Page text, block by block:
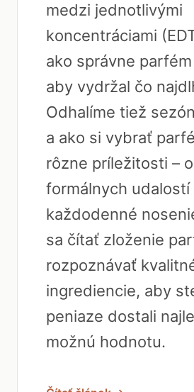
medzi jednotlivými
koncentráciami
ako správne
aby vydržal čo
Odhalíme tiež
a ako si vybrať
rôzne príležitosti –
formálnych udalostí
každodenné
sa čítať zloženie
rozpoznávať
ingrediencie, aby
peniaze dostali
možnú hodnotu.